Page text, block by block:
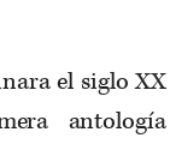
el siglo XX
antología